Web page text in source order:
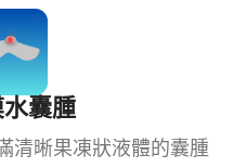
囊腫
清晰果凍狀液體的囊腫